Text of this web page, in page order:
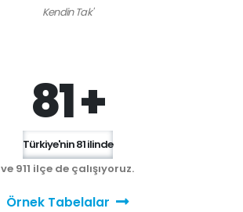
Kendin Tak'
81 +
Türkiye'nin 81 ilinde
ve 911 ilçe de çalışıyoruz.
Örnek Tabelalar